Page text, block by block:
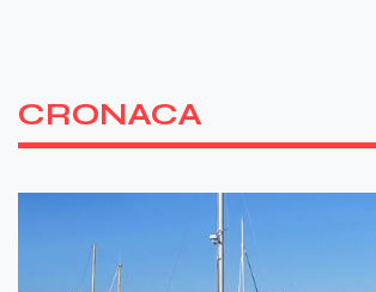
CRONACA